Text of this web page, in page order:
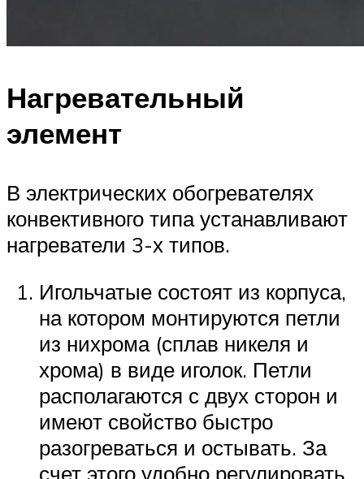
Нагревательный
элемент
В электрических обогревателях
конвективного типа устанавливают
нагреватели 3-х типов.
Игольчатые состоят из корпуса,
на котором монтируются петли
из нихрома (сплав никеля и
хрома) в виде иголок. Петли
располагаются с двух сторон и
имеют свойство быстро
разогреваться и остывать. За
счет этого удобно регулировать